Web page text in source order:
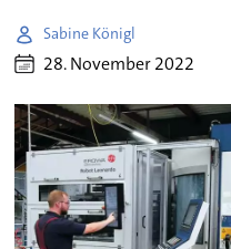
Sabine Königl
28. November 2022